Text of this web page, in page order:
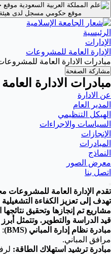
موقع
موقع حكومي مسجل لدى هيئة
الرئيسية
الإدارات
الإدارة العامة للمشروعات
مبادرات الادارة العامة
مشاركة الصفحة
مبادرات الادارة
عن الادارة
المدير العام
الهيكل التنظيمي
السياسات والاجراءات
الإنجازات
المبادرات
النماذج
معرض الصور
اتصل بنا
تقدم الإدارة العامة للمشروعات
تهدف إلى تعزيز الكفاءة
مشاريع تم إنجازها وتحقيق
قيد الدراسة والتطوير. وتتمثل
مبادرة نظام إدارة المباني (BMS)
:
مرافق المباني.
مبادرة ترشيد استهلاك الطاقة: